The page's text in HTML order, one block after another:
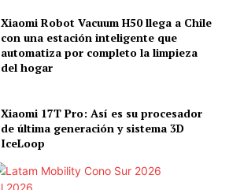
Xiaomi Robot Vacuum H50 llega a Chile
con una estación inteligente que
automatiza por completo la limpieza
del hogar
Xiaomi 17T Pro: Así es su procesador
de última generación y sistema 3D
IceLoop